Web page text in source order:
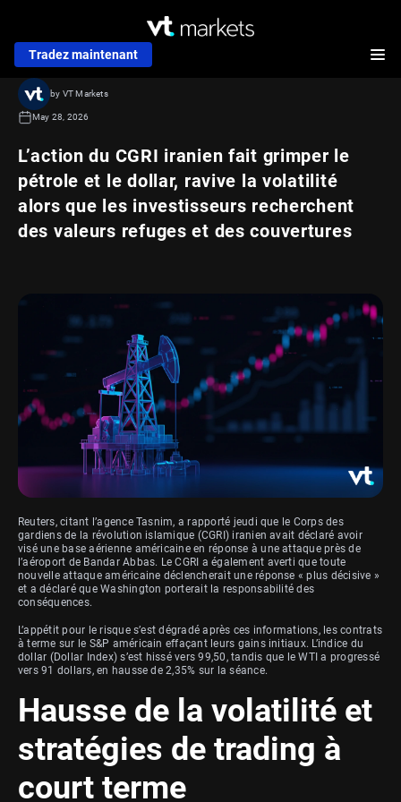
Tradez maintenant
L’action du CGRI iranien fait grimper le
pétrole et le dollar, ravive la volatilité
alors que les investisseurs recherchent
des valeurs refuges et des couvertures
by VT Markets
May 28, 2026
Reuters, citant l’agence Tasnim, a rapporté jeudi que le Corps des
gardiens de la révolution islamique (CGRI) iranien avait déclaré avoir
visé une base aérienne américaine en réponse à une attaque près de
l’aéroport de Bandar Abbas. Le CGRI a également averti que toute
nouvelle attaque américaine déclencherait une réponse « plus décisive »
et a déclaré que Washington porterait la responsabilité des
conséquences.
L’appétit pour le risque s’est dégradé après ces informations, les contrats
à terme sur le S&P américain effaçant leurs gains initiaux. L’indice du
dollar (Dollar Index) s’est hissé vers 99,50, tandis que le WTI a progressé
vers 91 dollars, en hausse de 2,35% sur la séance.
Hausse de la volatilité et
stratégies de trading à
court terme